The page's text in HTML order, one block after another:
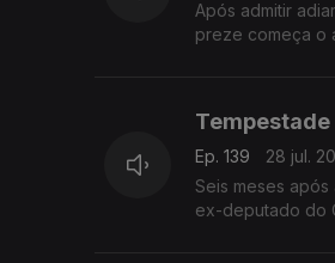
Após admitir
preze começa o
Ep. 139
28 jul.
Seis meses
ex-deputado do